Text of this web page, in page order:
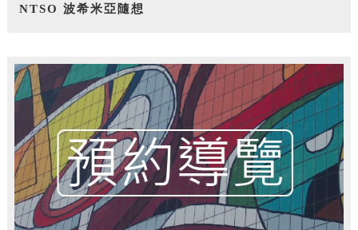
NTSO 波希米亞隨想